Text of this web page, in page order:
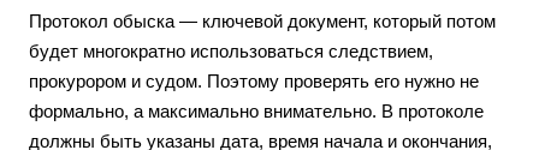
Протокол обыска — ключевой документ, который потом
будет многократно использоваться следствием,
прокурором и судом. Поэтому проверять его нужно не
формально, а максимально внимательно. В протоколе
должны быть указаны дата, время начала и окончания,